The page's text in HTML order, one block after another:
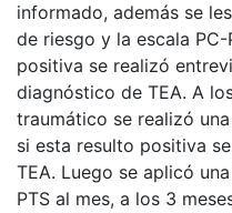
informado, además se
de riesgo y la escala
positiva se realizó
diagnóstico de TEA. A
traumático se realizó
si esta resulto positiva
TEA. Luego se aplicó
PTS al mes, a los 3